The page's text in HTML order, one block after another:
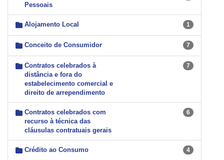
Pessoais
Alojamento Local 1
Conceito de Consumidor 7
Contratos celebrados à
distância e fora do
estabelecimento comercial e
direito de arrependimento
7
Contratos celebrados com
recurso à técnica das
cláusulas contratuais gerais
6
Crédito ao Consumo 4